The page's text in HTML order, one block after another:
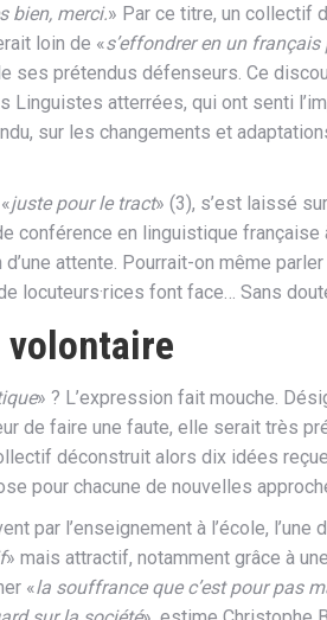
bien, merci.» Par ce titre, un collectif
loin de «s’effondrer en un
ses prétendus défenseurs. Ce
Linguistes atterrées, qui ont senti
sur les changements et
juste pour le tract» (3), s’est laissé
conférence en linguistique
attente. Pourrait-on même
locuteurs·rices font face… Sans
volontaire
» ? L’expression fait mouche.
de faire une faute, elle serait très
déconstruit alors dix idées
pour chacune de nouvelles
par l’enseignement à l’école,
» mais attractif, notamment grâce à
«la souffrance que c’est pour pas